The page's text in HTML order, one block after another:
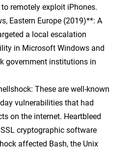
remotely exploit iPhones.
Eastern Europe (2019)**: A
a local escalation
in Microsoft Windows and
government institutions in
These are well-known
vulnerabilities that had
on the internet. Heartbleed
cryptographic software
affected Bash, the Unix